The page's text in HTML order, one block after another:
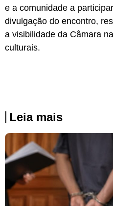
e a comunidade a
divulgação do encontro,
a visibilidade da Câmara
culturais.
Leia mais